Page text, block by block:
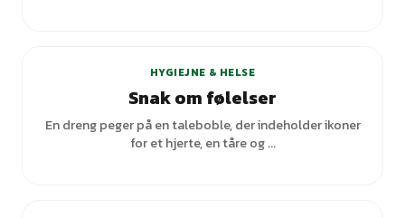
HYGIEJNE & HELSE
Snak om følelser
En dreng peger på en taleboble, der indeholder ikoner
for et hjerte, en tåre og ...